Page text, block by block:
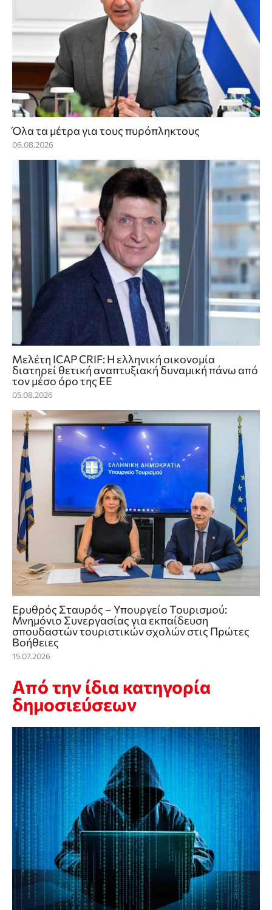
Όλα τα μέτρα για τους πυρόπληκτους
06.08.2026
Μελέτη ICAP CRIF: Η ελληνική οικονομία
διατηρεί θετική αναπτυξιακή δυναμική πάνω από
τον μέσο όρο της ΕΕ
05.08.2026
Ερυθρός Σταυρός – Υπουργείο Τουρισμού:
Μνημόνιο Συνεργασίας για εκπαίδευση
σπουδαστών τουριστικών σχολών στις Πρώτες
Βοήθειες
15.07.2026
Από την ίδια κατηγορία
δημοσιεύσεων